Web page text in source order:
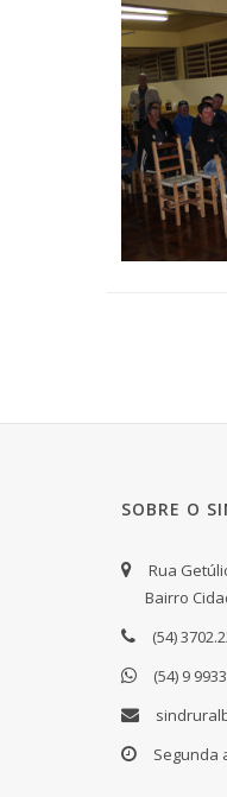
SOBRE O
Rua
Bairro
(54)
(54) 9
Segunda